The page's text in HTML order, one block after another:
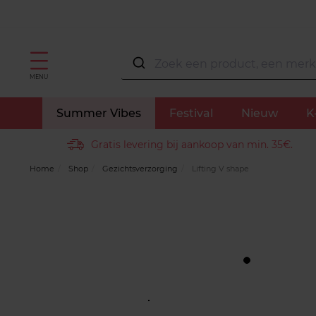
MENU
Summer Vibes Festival Nieuw
Gratis levering bij aankoop van min. 35€.
Home Shop Gezichtsverzorging Lifting V shape